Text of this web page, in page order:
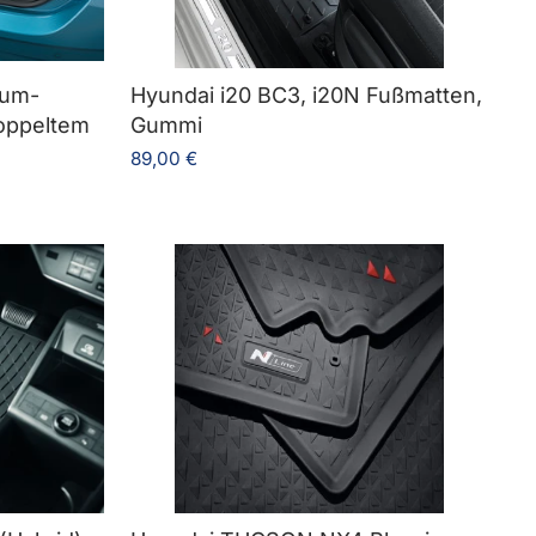
Hyundai i20 BC3, i20N Fußmatten,
Gummi
89,00 €